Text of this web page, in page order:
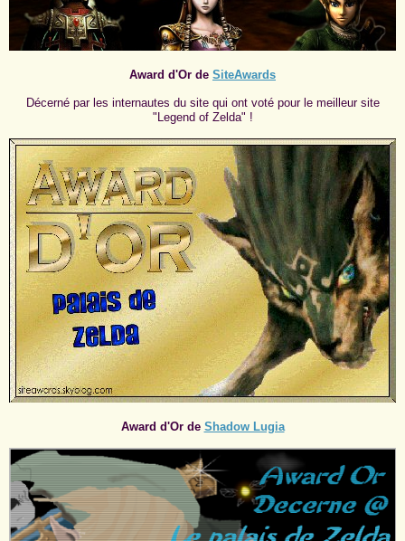
Award d'Or de SiteAwards
Décerné par les internautes du site qui ont voté pour le meilleur site
"Legend of Zelda" !
Award d'Or de Shadow Lugia